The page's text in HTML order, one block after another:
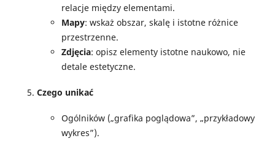
relacje między elementami.
Mapy: wskaż obszar, skalę i istotne różnice
przestrzenne.
Zdjęcia: opisz elementy istotne naukowo, nie
detale estetyczne.
Czego unikać
Ogólników („grafika poglądowa”, „przykładowy
wykres”).